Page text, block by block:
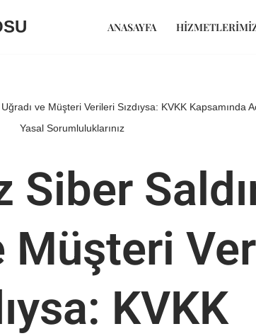
ANASAYFA
ve Müşteri Verileri Sızdıysa: KVKK Kapsamında
Yasal Sorumluluklarınız
Müşteri
KVKK